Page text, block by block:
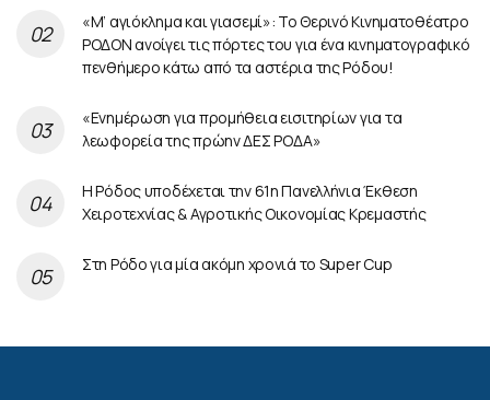
«Μ’ αγιόκλημα και γιασεμί»: Το Θερινό Κινηματοθέατρο
ΡΟΔΟΝ ανοίγει τις πόρτες του για ένα κινηματογραφικό
πενθήμερο κάτω από τα αστέρια της Ρόδου!
«Ενημέρωση για προμήθεια εισιτηρίων για τα
λεωφορεία της πρώην ΔΕΣ ΡΟΔΑ»
Η Ρόδος υποδέχεται την 61η Πανελλήνια Έκθεση
Χειροτεχνίας & Αγροτικής Οικονομίας Κρεμαστής
Στη Ρόδο για μία ακόμη χρονιά το Super Cup